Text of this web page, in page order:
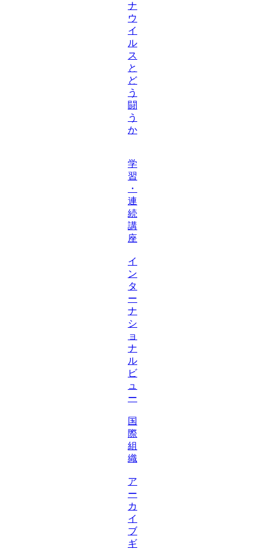
ナ
ウ
イ
ル
ス
と
ど
う
闘
う
か
学
習
・
連
続
講
座
イ
ン
タ
ー
ナ
シ
ョ
ナ
ル
ビ
ュ
ー
国
際
組
織
ア
ー
カ
イ
ブ
ギ